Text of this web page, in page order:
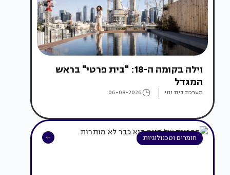
וילה בקומה ה-18: "בית פרטי" בראש
המגדל
מערכת בית ונוי 06-08-2026
חומרים וטכנולוגיות